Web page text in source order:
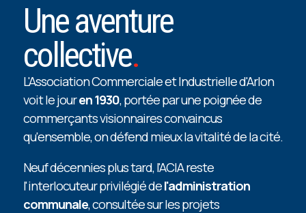
Une aventure
collective.
L'Association Commerciale et Industrielle d'Arlon
voit le jouren 1930, portée par une poignée de
commerçants visionnaires convaincus
qu'ensemble, on défend mieux la vitalité de la cité.
Neuf décennies plus tard, l'ACIA reste
l'interlocuteur privilégié del'administration
communale, consultée sur les projets